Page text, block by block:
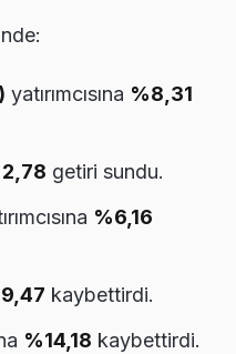
yatırımcısına %8,31
getiri sundu.
%6,16
kaybettirdi.
%14,18 kaybettirdi.